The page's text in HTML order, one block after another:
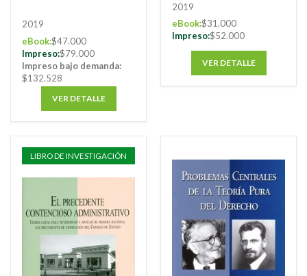
2019
eBook:$47.000
Impreso:$79.000
Impreso bajo demanda:
$132.528
VER DETALLE
2019
eBook:$31.000
Impreso:$52.000
VER DETALLE
LIBRO DE INVESTIGACIÓN